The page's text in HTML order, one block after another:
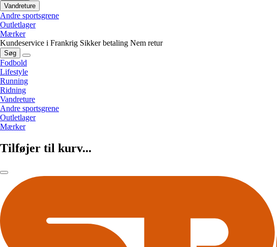
Vandreture
Andre sportsgrene
Outletlager
Mærker
Kundeservice i Frankrig Sikker betaling Nem retur
Søg
Fodbold
Lifestyle
Running
Ridning
Vandreture
Andre sportsgrene
Outletlager
Mærker
Tilføjer til kurv...